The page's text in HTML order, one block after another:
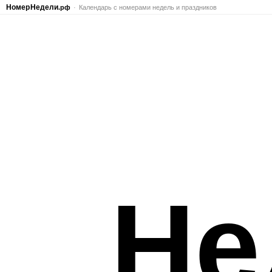
Номер Недели.рф Календарь с номерами недель и праздников